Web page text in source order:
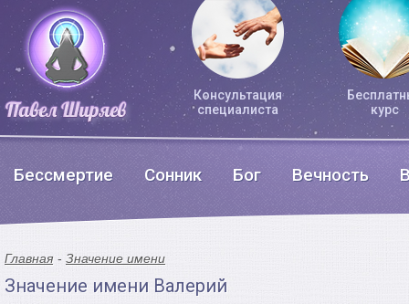
Консультация
специалиста
курс
Бессмертие Сонник Бог Вечность
Главная Значение имени
Значение имени Валерий